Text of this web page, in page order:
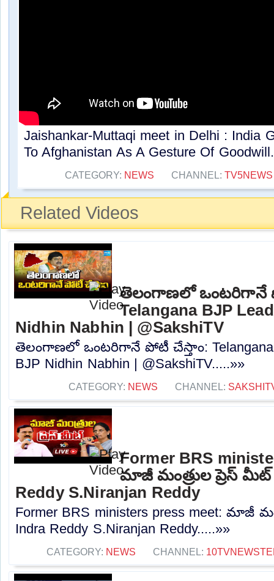
Jaishankar-Muttaqi meet in Delhi : India
To Afghanistan As A Gesture Of
CATEGORY: NEWS CHANNEL:TV5NEWS
Related Videos
తెలంగాణలో ఒంటరిగానే
Telangana BJP
Nidhin Nabhin | @SakshiTV
తెలంగాణలో ఒంటరిగానే పోటీ చేస్తాం: Telangana
BJP Nidhin Nabhin | @SakshiTV.....»»
CATEGORY: NEWS CHANNEL:
Former BRS
మాజీ మంత్రుల ప్రెస్‌ మీట్‌
Reddy S.Niranjan Reddy
Former BRS ministers press meet: మాజీ
Indra Reddy S.Niranjan Reddy.....»»
CATEGORY: NEWS CHANNEL: